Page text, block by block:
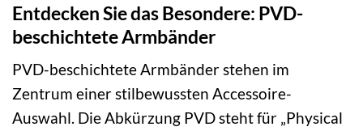
Entdecken Sie das Besondere: PVD-
beschichtete Armbänder
PVD-beschichtete Armbänder stehen im
Zentrum einer stilbewussten Accessoire-
Auswahl. Die Abkürzung PVD steht für „Physical